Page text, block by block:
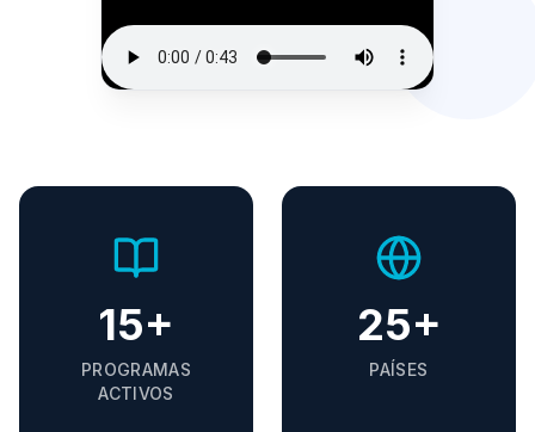
15+
PROGRAMAS
ACTIVOS
25+
PAÍSES